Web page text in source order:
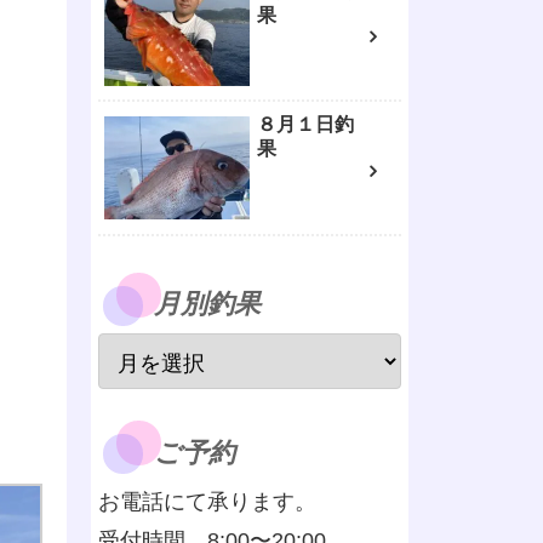
果
８月１日釣
果
月別釣果
ご予約
お電話にて承ります。